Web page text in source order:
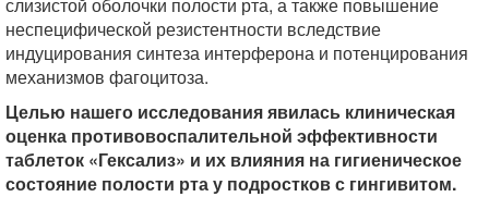
неспецифической резистентности вследствие
индуцирования синтеза интерферона и потенцирования
механизмов фагоцитоза.
Целью нашего исследования явилась клиническая
оценка противовоспалительной эффективности
таблеток «Гексализ» и их влияния на гигиеническое
состояние полости рта у подростков с гингивитом.